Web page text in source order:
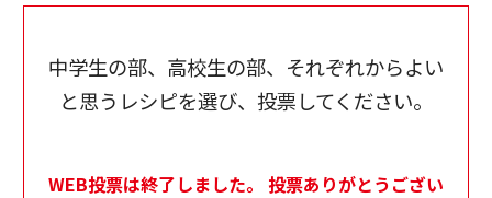
中学生の部、高校生の部、それぞれからよい
と思うレシピを選び、投票してください。
WEB投票は終了しました。 投票ありがとうござい